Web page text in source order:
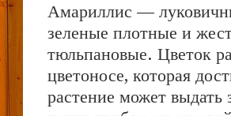
Амариллис —
зеленые плотные и
тюльпановые. Цветок
цветоносе, которая
растение может выдать